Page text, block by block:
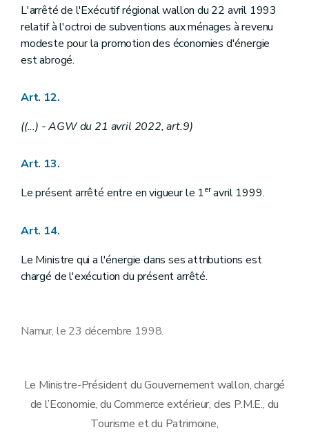
L'arrêté de l'Exécutif régional wallon du 22 avril 1993
relatif à l'octroi de subventions aux ménages à revenu
modeste pour la promotion des économies d'énergie
est abrogé.
Art. 12.
((...) - AGW du 21 avril 2022, art.9)
Art. 13.
Le présent arrêté entre en vigueur le 1eravril 1999.
Art. 14.
Le Ministre qui a l'énergie dans ses attributions est
chargé de l'exécution du présent arrêté.
Namur, le 23 décembre 1998.
Le Ministre-Président du Gouvernement wallon, chargé
de l’Economie, du Commerce extérieur, des P.M.E., du
Tourisme et du Patrimoine,